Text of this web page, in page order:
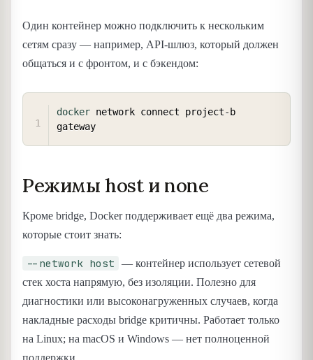
Один контейнер можно подключить к нескольким
сетям сразу — например, API-шлюз, который должен
общаться и с фронтом, и с бэкендом:
docker network connect project-b
Режимы host и none
Кроме bridge, Docker поддерживает ещё два режима,
которые стоит знать:
--network host
— контейнер использует сетевой
стек хоста напрямую, без изоляции. Полезно для
диагностики или высоконагруженных случаев, когда
накладные расходы bridge критичны. Работает только
на Linux; на macOS и Windows — нет полноценной